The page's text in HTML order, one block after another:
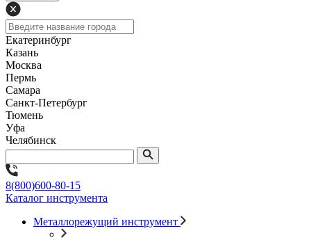
Екатеринбург
Казань
Москва
Пермь
Самара
Санкт-Петербург
Тюмень
Уфа
Челябинск
8(800)600-80-15
Каталог инструмента
Металлорежущий инструмент